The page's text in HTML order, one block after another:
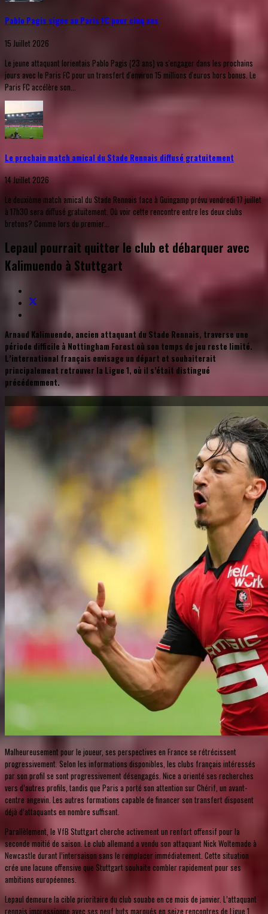
Pablo Pagis signe au Paris FC pour cinq ans
15 Juillet 2026
Le jeune attaquant lorientais Pablo Pagis (23 ans) va s'engager dans les prochains
jours avec le Paris FC pour un transfert d'environ 15 millions d'euros hors bonus. Le
Paris FC accélère son...
Le prochain match amical du Stade Rennais diffusé gratuitement
14 Juillet 2026
Le deuxième match amical du Stade Rennais face à Guingamp prévu vendredi 17 juillet
à 17h30 sera diffusé gratuitement. Où voir cette rencontre entre les deux clubs
bretons? Comme lors du premier...
Lepaul pourrait quitter le club et débarquer avec
Kalimuendo à Stuttgart
Arnaud Kalimuendo, ancien attaquant du Stade Rennais, traverse une
période difficile à Nottingham Forest où son temps de jeu reste limité.
L’international français envisage un départ et souhaiterait
principalement retrouver la Ligue 1, où il s’était distingué
précédemment.
Malheureusement pour le joueur, ses perspectives en France se rétrécissent
progressivement. Selon les informations disponibles, les clubs français intéressés
par son profil se sont progressivement désengagés. Nice a orienté ses recherches
vers d’autres profils, tandis que Paris a porté son attention sur Chérif, un avant-
centre angevin. Les autres formations capable de financer son transfert disposent
déjà d’attaquants en nombre suffisant.
Parallèlement, le VfB Stuttgart cherche activement un renfort offensif pour la
seconde moitié de saison. Le club allemand a vendu son attaquant Nick Woltemade à
Newcastle durant l’intersaison sans le remplacer immédiatement. Cette situation
crée une lacune offensive que Stuttgart souhaite combler rapidement pour ses
ambitions européennes.
Lepaul demeure la cible prioritaire du club souabe en ce mois de janvier. L’attaquant
rennais impressionne avec ses neuf buts marqués en seize rencontres de Ligue 1